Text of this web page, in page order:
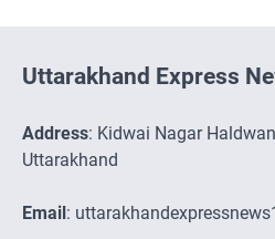
Uttarakhand Express
Address: Kidwai Nagar
Uttarakhand
Email :